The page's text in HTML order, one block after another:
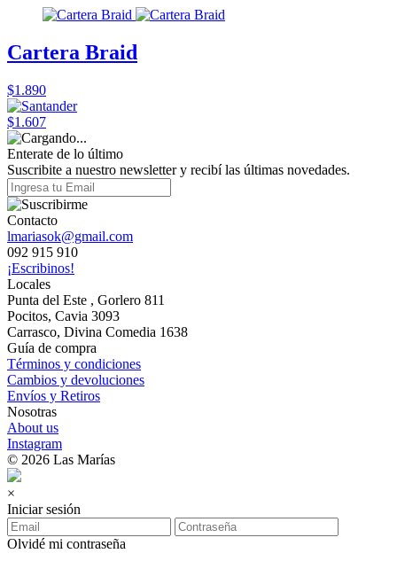
Cartera Braid
$1.890
$1.607
Enterate de lo último
Suscribite a nuestro newsletter y recibí las últimas novedades.
Contacto
lmariasok@gmail.com
092 915 910
¡Escribinos!
Locales
Punta del Este , Gorlero 811
Pocitos, Cavia 3093
Carrasco, Divina Comedia 1638
Guía de compra
Términos y condiciones
Cambios y devoluciones
Envíos y Retiros
Nosotras
About us
Instagram
© 2026 Las Marías
×
Iniciar sesión
Olvidé mi contraseña